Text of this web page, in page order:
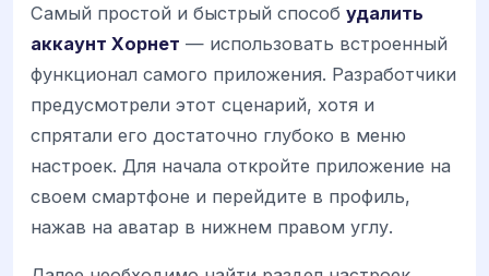
Самый простой и быстрый способ удалить
аккаунт Хорнет — использовать встроенный
функционал самого приложения. Разработчики
предусмотрели этот сценарий, хотя и
спрятали его достаточно глубоко в меню
настроек. Для начала откройте приложение на
своем смартфоне и перейдите в профиль,
нажав на аватар в нижнем правом углу.